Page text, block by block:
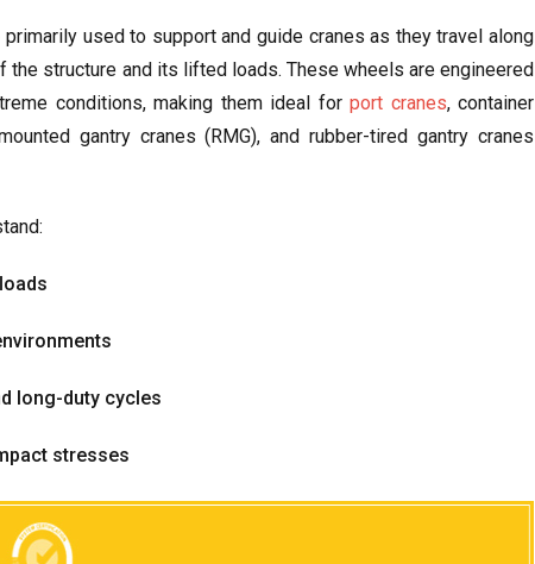
used to support and guide cranes as they travel along
the structure and its lifted loads. These wheels are engineered
conditions, making them ideal for port cranes, container
gantry cranes (RMG),and rubber-tired gantry cranes
:
long-duty cycles
stresses